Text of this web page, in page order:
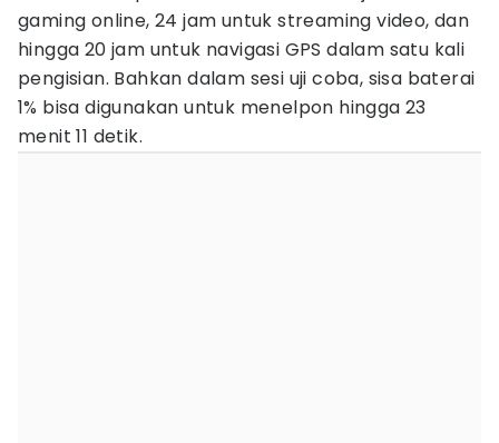
gaming online, 24 jam untuk streaming video, dan
hingga 20 jam untuk navigasi GPS dalam satu kali
pengisian. Bahkan dalam sesi uji coba, sisa baterai
1% bisa digunakan untuk menelpon hingga 23
menit 11 detik.